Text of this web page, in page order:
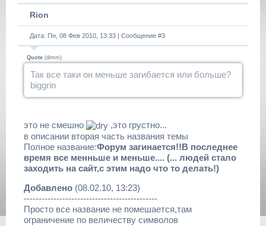
Rion
Дата: Пн, 08 Фев 2010, 13:33 | Сообщение #3
Quote (dimm)
Так все таки он меньше загибается или больше?
biggrin
это не смешно
,это грустно...
в описании вторая часть названия темы
Полное название:Форум загинается!!В последнее
время все менньше и меньше.... (... людей стало
заходить на сайт,с этим надо что то делать!)
Добавлено (08.02.10, 13:23)
---------------------------------------------
Просто все название не помешается,там
ограничение по величеству символов